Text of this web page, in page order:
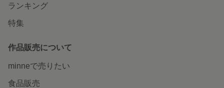
ランキング
特集
作品販売について
minneで売りたい
食品販売